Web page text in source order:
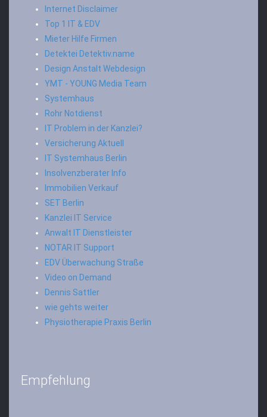
Internet Disclaimer
Top 1 IT & EDV
Mieter Hilfe Firmen
Detektei Detektiv.name
Design Anstalt Webdesign
YMT - YOUNG Media Team
Systemhaus
Rohr Notdienst
IT Problem in der Kanzlei?
Versicherung Aktuell
IT Systemhaus Berlin
Insolvenzberater Info
Immobilien Verkauf
SET Berlin
Kanzlei IT Service
Anwalt IT Dienstleister
NOTAR IT Support
EDV Überwachung Straße
Video on Demand
Dennis Sattler
wie gehts weiter
Physiotherapie Praxis Berlin
Empfehlung